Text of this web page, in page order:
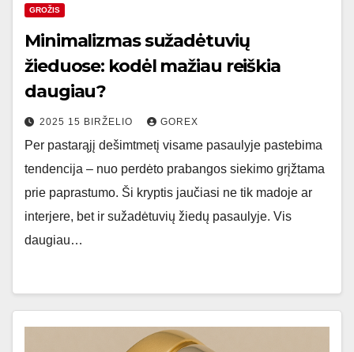
GROŽIS
Minimalizmas sužadėtuvių
žieduose: kodėl mažiau reiškia
daugiau?
2025 15 BIRŽELIO GOREX
Per pastarąjį dešimtmetį visame pasaulyje pastebima
tendencija – nuo perdėto prabangos siekimo grįžtama
prie paprastumo. Ši kryptis jaučiasi ne tik madoje ar
interjere, bet ir sužadėtuvių žiedų pasaulyje. Vis
daugiau…